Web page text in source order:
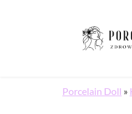
Porcelain Doll »